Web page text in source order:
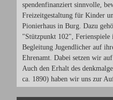
spendenfinanziert sinnvolle,
Freizeitgestaltung für Kinder
Pionierhaus in Burg. Dazu
"Stützpunkt 102", Ferienspiele
Begleitung Jugendlicher auf
Ehrenamt. Dabei setzen wir
Auch den Erhalt des
ca. 1890) haben wir uns zur